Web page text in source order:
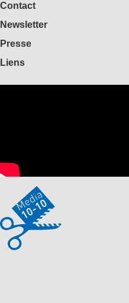
Contact
Newsletter
Presse
Liens